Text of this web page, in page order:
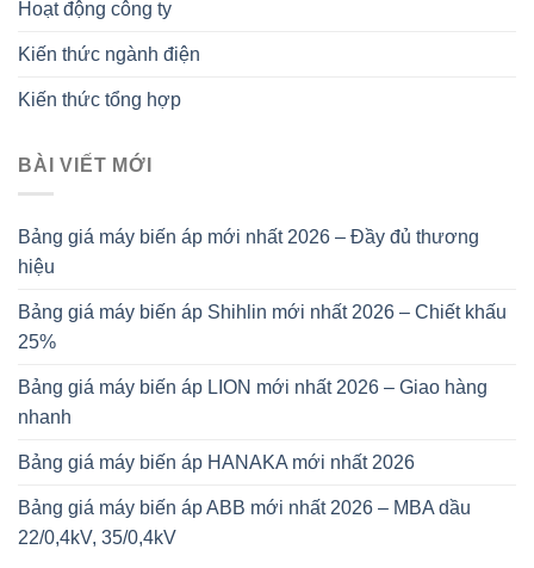
Hoạt động công ty
Kiến thức ngành điện
Kiến thức tổng hợp
BÀI VIẾT MỚI
Bảng giá máy biến áp mới nhất 2026 – Đầy đủ thương
hiệu
Bảng giá máy biến áp Shihlin mới nhất 2026 – Chiết khấu
25%
Bảng giá máy biến áp LION mới nhất 2026 – Giao hàng
nhanh
Bảng giá máy biến áp HANAKA mới nhất 2026
Bảng giá máy biến áp ABB mới nhất 2026 – MBA dầu
22/0,4kV, 35/0,4kV